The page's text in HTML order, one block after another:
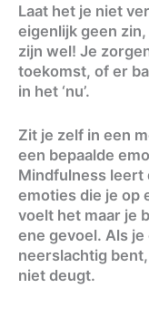
Laat het je niet
eigenlijk geen
zijn wel! Je
toekomst, of er
in het ‘nu’.
Zit je zelf in een
een bepaalde
Mindfulness leert
emoties die je op
voelt het maar je
ene gevoel. Als
neerslachtig
niet deugt.